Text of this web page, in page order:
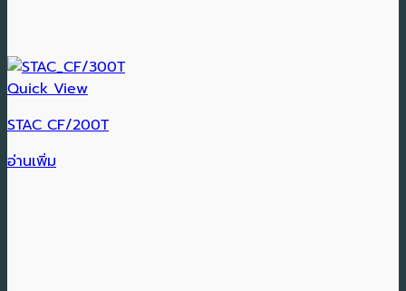
Quick View
STAC CF/200T
อ่านเพิ่ม